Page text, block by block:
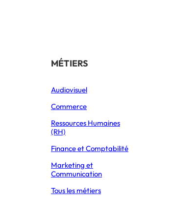
THÉMATIQUES
Orientation
Vie étudiante
Formations
Partir à l’étranger
MÉTIERS
Audiovisuel
Commerce
Ressources Humaines
(RH)
Finance et Comptabilité
Marketing et
Communication
Tous les métiers